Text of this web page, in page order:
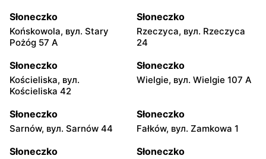
Słoneczko
Końskowola, вул. Stary
Pożóg 57 A
Słoneczko
Rzeczyca, вул. Rzeczyca
24
Słoneczko
Kościeliska, вул.
Kościeliska 42
Słoneczko
Wielgie, вул. Wielgie 107 A
Słoneczko
Sarnów, вул. Sarnów 44
Słoneczko
Fałków, вул. Zamkowa 1
Słoneczko Słoneczko